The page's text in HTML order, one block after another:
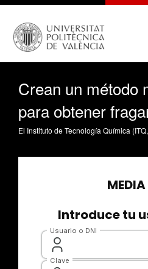
Crean un método
para obtener